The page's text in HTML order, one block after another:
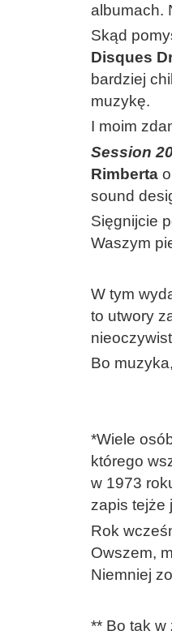
albumach.
Skąd
Disques
bardziej
muzykę.
I moim
Session
Rimberta
sound
Sięgnijcie
Waszym
W tym
to utwory
Bo
*Wiele
którego
w 1973
zapis tejże
Rok
Owszem,
Niemniej
** Bo tak